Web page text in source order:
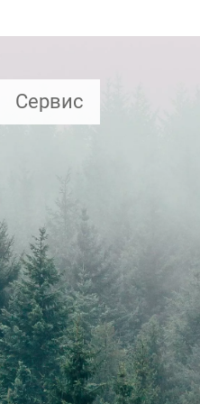
Сервис